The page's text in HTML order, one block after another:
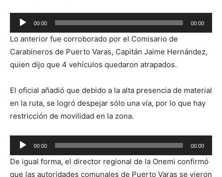
Reproductor
de
audio
00:00 00:00
Lo anterior fue corroborado por el Comisario de
Carabineros de Puerto Varas, Capitán Jaime Hernández,
quien dijo que 4 vehículos quedaron atrapados.
El oficial añadió que debido a la alta presencia de material
en la ruta, se logró despejar sólo una vía, por lo que hay
restricción de movilidad en la zona.
Reproductor
de
audio
00:00 00:00
De igual forma, el director regional de la Onemi confirmó
que las autoridades comunales de Puerto Varas se vieron